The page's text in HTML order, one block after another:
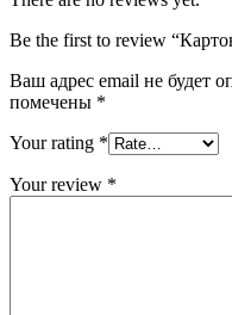
Be the first to review
Ваш адрес email не будет
помечены *
Your rating *
Your review *